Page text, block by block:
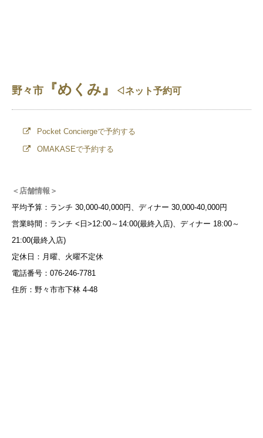
野々市 『めくみ』 ◁ネット予約可
Pocket Conciergeで予約する
OMAKASEで予約する
＜店舗情報＞
平均予算：ランチ 30,000-40,000円、ディナー 30,000-40,000円
営業時間：ランチ <日>12:00～14:00(最終入店)、ディナー 18:00～
21:00(最終入店)
定休日：月曜、火曜不定休
電話番号：076-246-7781
住所：野々市市下林 4-48